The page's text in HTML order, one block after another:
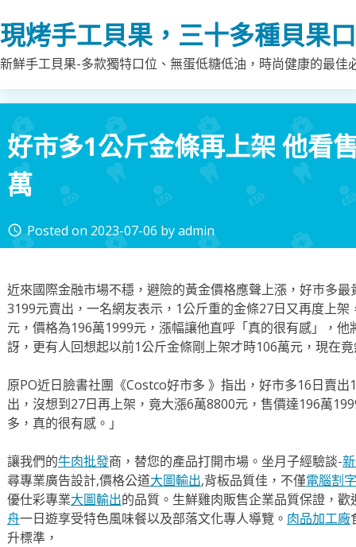
to
content
現烤手工貝果，三十多種貝果
新鮮手工貝果-多款獨特口位、無蛋低糖低油，時尚健康的最
好市多1公斤金條再上架 他看
萬
access_time Posted on 2023-07-06 byadmin
近來國際金融市場不穩，避險的黃金價格應聲上漲，好巿多
3199元賣出，一名網友表示，1公斤重的金條27日又再度上
元，價格為196萬1999元，漲幅讓他直呼「真的很有感」，
訝，更有人回想起以前1公斤金條剛上架才時106萬元，現在
原PO近日臉書社團《Costco好市多 》指出，好市多16日賣
出，沒想到27日再上架，竟大漲6萬8800元，售價達196萬
多，真的很有感。」
讓我們的牛肉批發商，替您的產品打開市場。坐月子經驗談-
尋專業廣告設計,價格公道大圖輸出,背板品質佳，不僅電腦割字
優仕彩專業大圖輸出的品質。生鮮雞肉販售企業品質保證，歡
舟一日遊享受特色風味餐以及部落文化專人導覽。 肉品加工廠
升標準，